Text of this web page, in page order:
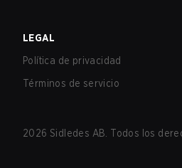
LEGAL
Política de privacidad
Términos de servicio
2026 Sidledes AB. Todos los